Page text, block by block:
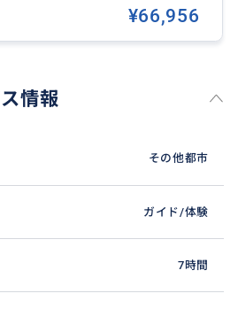
¥66,956
情報
その他都市
ガイド/体験
7時間